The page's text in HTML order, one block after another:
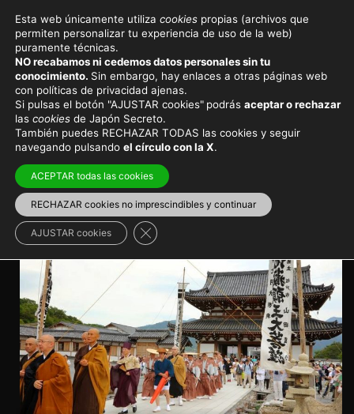
Eventos y festivales en Japón
Osorezan Akimairi y el
misterioso ritual de la medium
Los fieles acuden desde todas las partes de Japón
para escuchar a la itako invocar a los espíritus de los
muertos
Viajar a Japón > Japón en otoño
Esta web únicamente utiliza cookies propias (archivos que
permiten personalizar tu experiencia de uso de la web)
puramente técnicas.
NO recabamos ni cedemos datos personales sin tu
conocimiento. Sin embargo, hay enlaces a otras páginas web
con políticas de privacidad ajenas.
Si pulsas el botón "AJUSTAR cookies" podrás aceptar o rechazar
las cookies de Japón Secreto.
También puedes RECHAZAR TODAS las cookies y seguir
navegando pulsando el círculo con la X.
ACEPTAR todas las cookies
RECHAZAR cookies no imprescindibles y continuar
AJUSTAR cookies Cerrar el banner de cookies RGPD